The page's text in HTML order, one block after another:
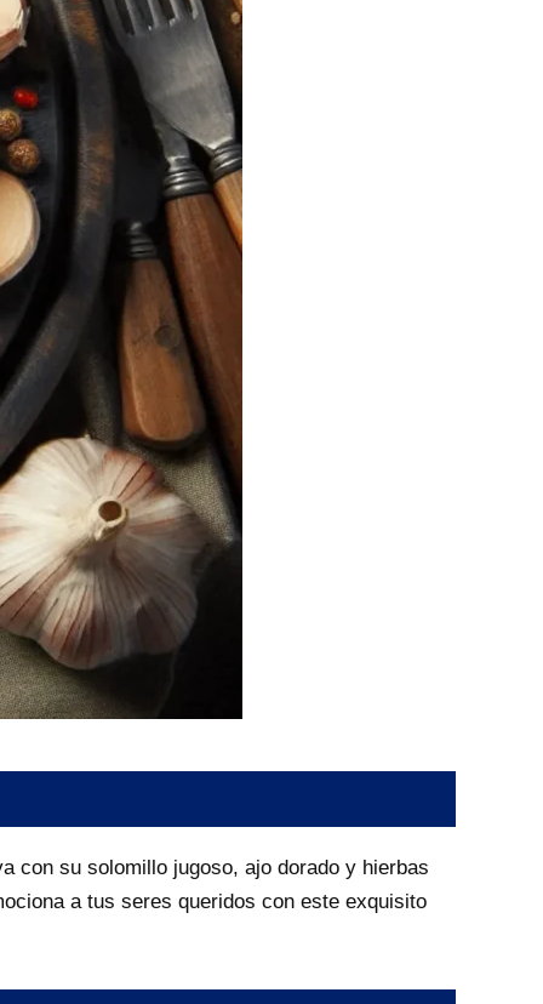
con su solomillo jugoso, ajo dorado y hierbas
a tus seres queridos con este exquisito